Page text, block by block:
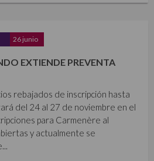
26 junio
EXTIENDE PREVENTA
rebajados de inscripción hasta
del 24 al 27 de noviembre en el
para Carmenère al
y actualmente se